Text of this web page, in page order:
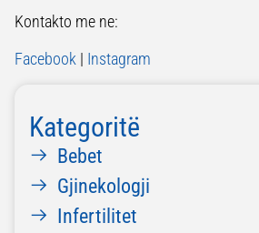
Kontakto me ne:
Facebook | Instagram
Kategoritë
Bebet
Gjinekologji
Infertilitet